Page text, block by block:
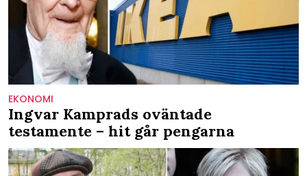
EKONOMI
Ingvar Kamprads oväntade
testamente – hit går pengarna